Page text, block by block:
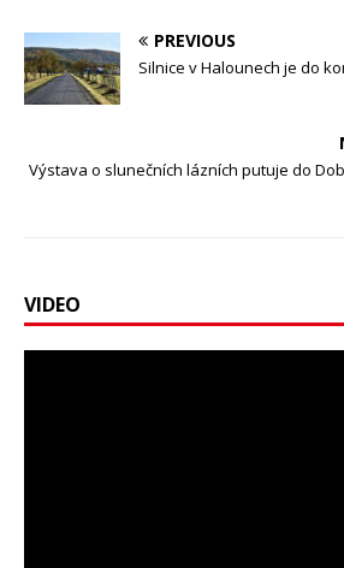
PREVIOUS
Silnice v Halounech je do
Výstava o slunečních lázních putuje do
VIDEO